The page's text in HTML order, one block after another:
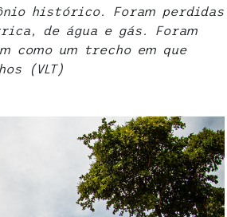
histórico. Foram perdidas
de água e gás. Foram
como um trecho em que
(VLT)